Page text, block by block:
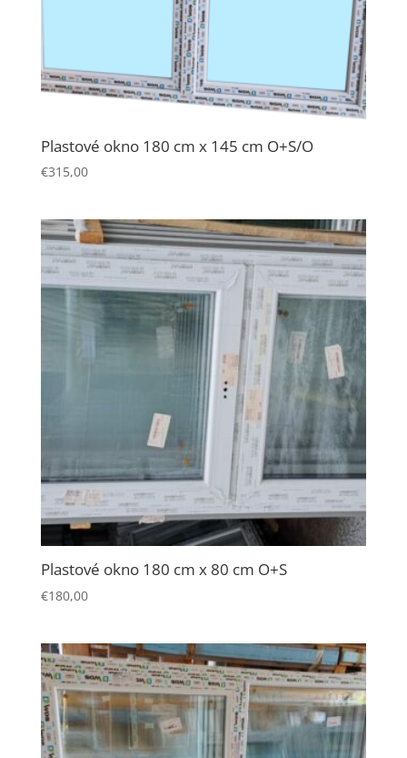
Plastové okno 180 cm x 145 cm O+S/O
€315,00
Plastové okno 180 cm x 80 cm O+S
€180,00